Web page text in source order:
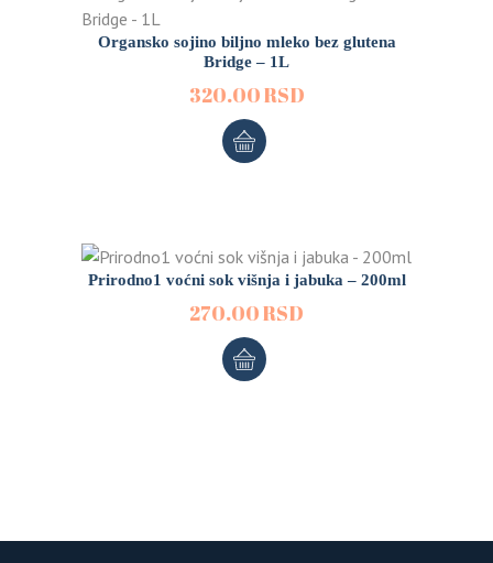
Organsko sojino biljno mleko bez glutena
Bridge – 1L
320.00RSD
Prirodno1 voćni sok višnja i jabuka – 200ml
270.00RSD